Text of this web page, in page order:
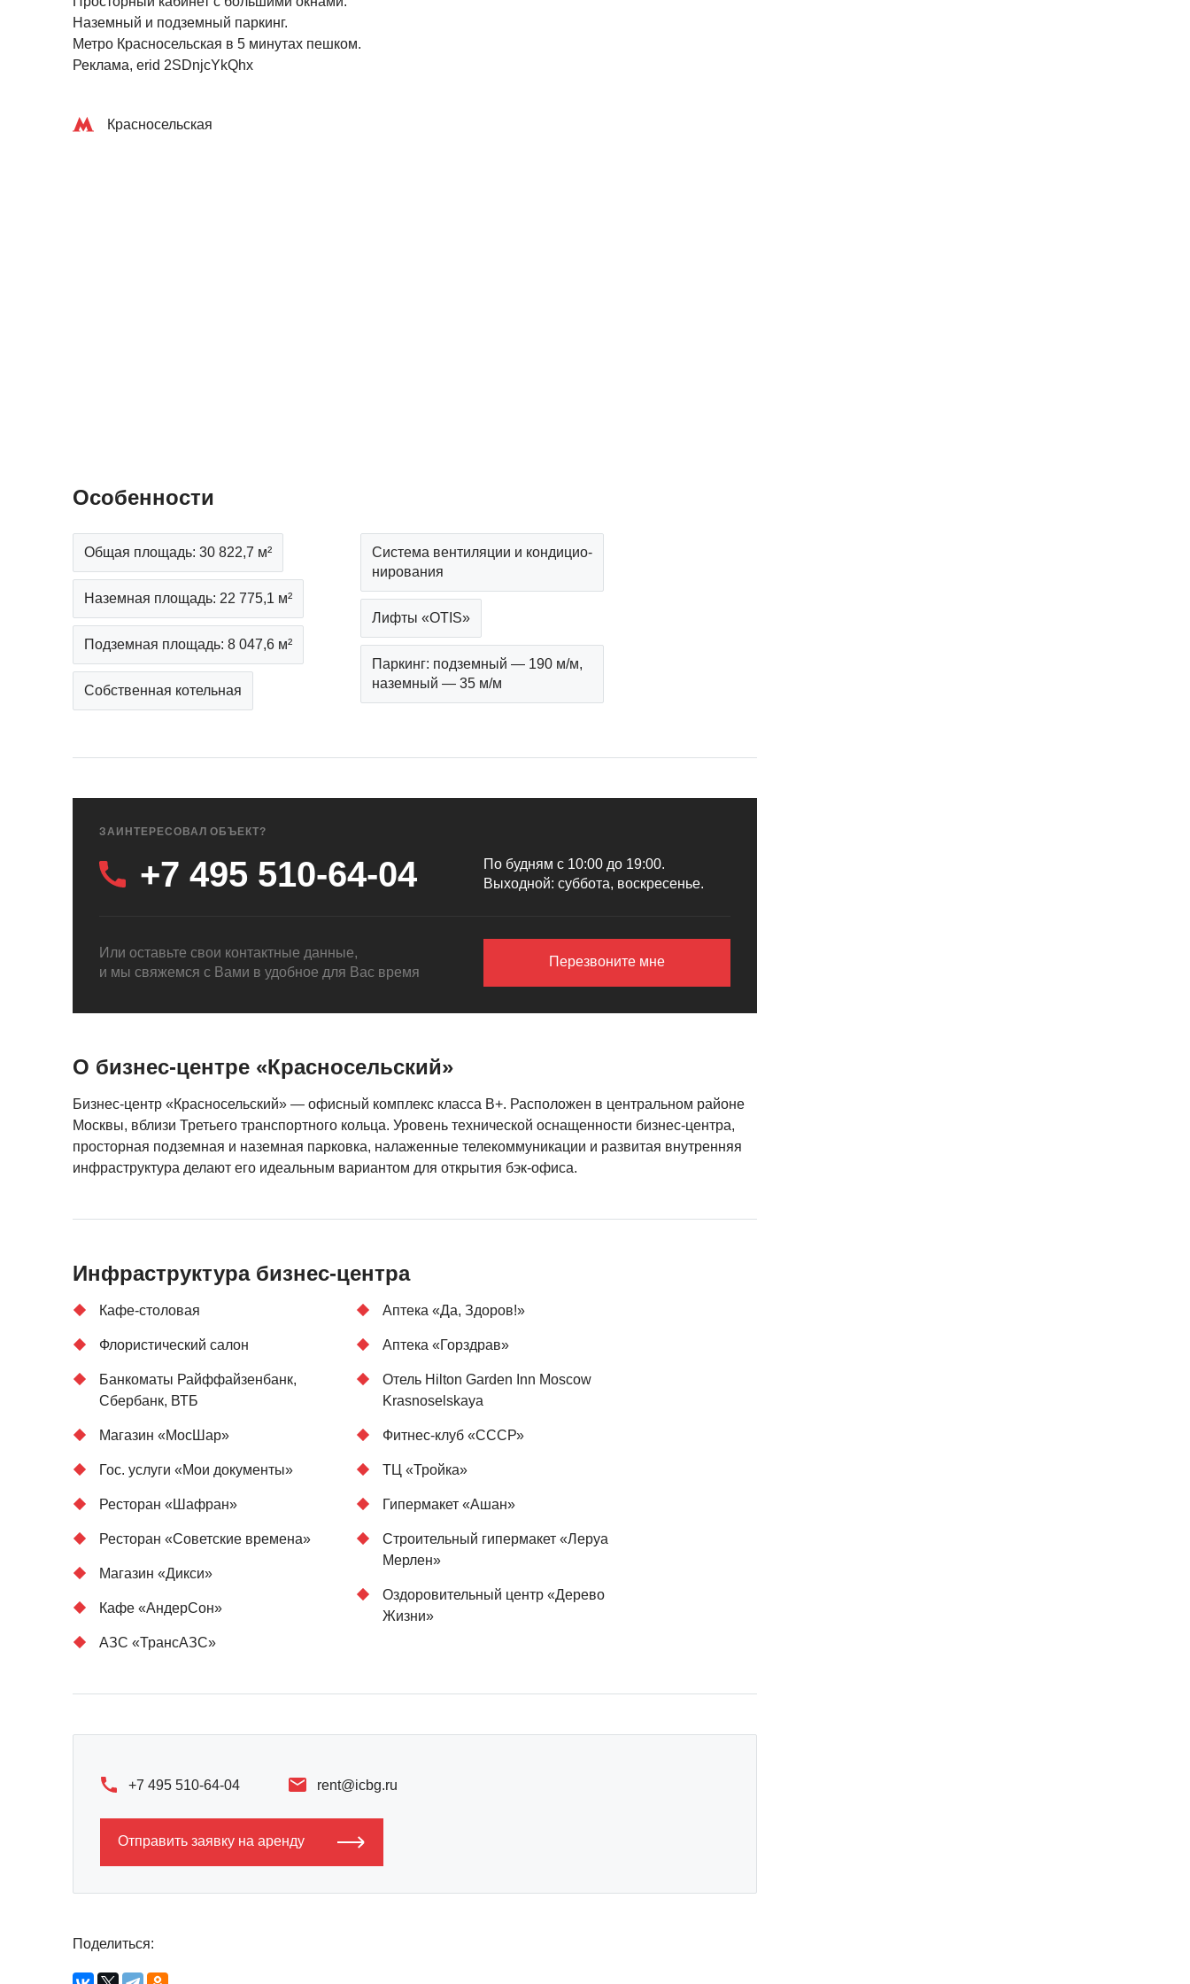
Наземный и подземный паркинг.
Метро Красносельская в 5 минутах пешком.
Реклама, erid 2SDnjcYkQhx
Красносельская
Особенности
Общая площадь: 30 822,7 м²
Наземная площадь: 22 775,1 м²
Подземная площадь: 8 047,6 м²
Собственная котельная
Система вентиляции и кондицио­
нирования
Лифты «OTIS»
Паркинг: подземный — 190 м/м,
наземный — 35 м/м
ЗАИНТЕРЕСОВАЛ ОБЪЕКТ?
+7 495 510-64-04
По будням с 10:00 до 19:00.
Выходной: суббота, воскресенье.
Или оставьте свои контактные данные,
и мы свяжемся с Вами в удобное для Вас время
Перезвоните мне
О бизнес-центре «Красносельский»
Бизнес-центр «Красносельский» — офисный комплекс класса B+. Расположен в центральном районе
Москвы, вблизи Третьего транспортного кольца. Уровень технической оснащенности бизнес-центра,
просторная подземная и наземная парковка, налаженные телекоммуникации и развитая внутренняя
инфраструктура делают его идеальным вариантом для открытия бэк-офиса.
Инфраструктура бизнес-центра
Кафе-столовая
Флористический салон
Банкоматы Райффайзенбанк,
Сбербанк, ВТБ
Магазин «МосШар»
Гос. услуги «Мои документы»
Ресторан «Шафран»
Ресторан «Советские времена»
Магазин «Дикси»
Кафе «АндерСон»
АЗС «ТрансАЗС»
Аптека «Да, Здоров!»
Аптека «Горздрав»
Отель Hilton Garden Inn Moscow
Krasnoselskaya
Фитнес-клуб «СССР»
ТЦ «Тройка»
Гипермакет «Ашан»
Строительный гипермакет «Леруа
Мерлен»
Оздоровительный центр «Дерево
Жизни»
+7 495 510-64-04 rent@icbg.ru
Отправить заявку на аренду
Поделиться: